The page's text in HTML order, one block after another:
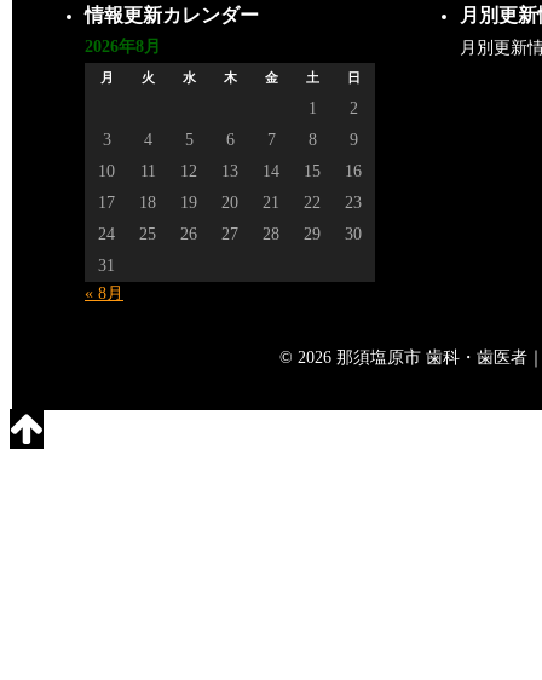
情報更新カレンダー
2026年8月
月 火 水 木 金 土 日
1
2
3
4 5 6 7 8
9
10
11 12 13 14 15
16
17
18 19 20 21 22
23
24
25 26 27 28 29
30
31
« 8月
月別更
月別更新
© 2026 那須塩原市 歯科・歯医者